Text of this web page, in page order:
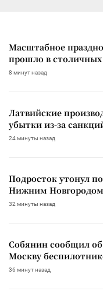
Масштабное
прошло в
8 минут назад
Латвийские
убытки из-за
24 минуты назад
Подросток утонул
Нижним Новгородом
32 минуты назад
Собянин сообщил
Москву
36 минут назад